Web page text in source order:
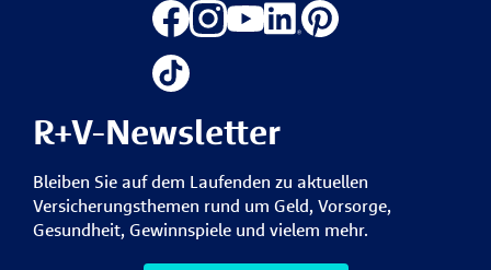
R+V-Newsletter
Bleiben Sie auf dem Laufenden zu aktuellen
Versicherungsthemen rund um Geld, Vorsorge,
Gesundheit, Gewinnspiele und vielem mehr.